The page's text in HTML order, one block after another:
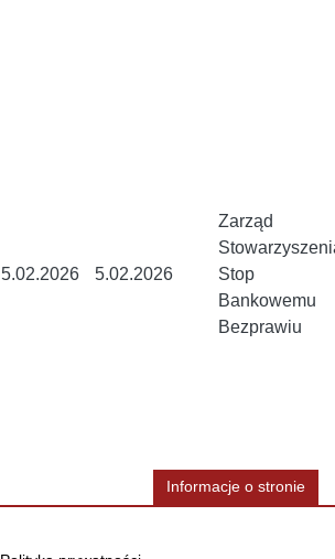
5.02.2026 5.02.2026
Zarząd
Stop
Bankowemu
Bezprawiu
Informacje o stronie